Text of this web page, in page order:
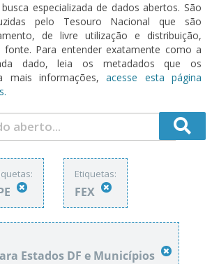
especializada de dados abertos. São
pelo Tesouro Nacional que são
de livre utilização e distribuição,
fonte. Para entender exatamente como a
dado, leia os metadados que os
mais informações,acesse esta página
Etiquetas:
FEX
Estados DF e Municípios